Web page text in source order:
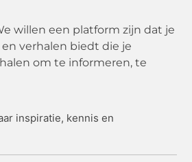
willen een platform zijn dat je
verhalen biedt die je
om te informeren, te
inspiratie, kennis en